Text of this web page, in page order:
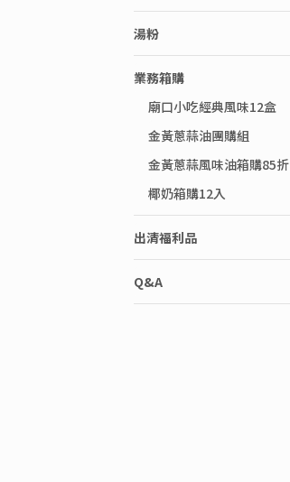
湯粉
業務箱購
廟口小吃經典風味12盒
金黃蔥蒜油團購組
金黃蔥蒜風味油箱購85折
椰奶箱購12入
出清福利品
Q&A